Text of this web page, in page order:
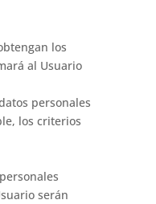
los
al Usuario
personales
los criterios
serán